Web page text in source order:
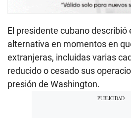
El presidente cubano describió
alternativa en momentos en
extranjeras, incluidas varias
reducido o cesado sus
presión de Washington.